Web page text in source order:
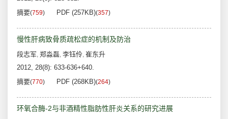
摘要(759) PDF (257KB)(357)
慢性肝病致骨质疏松症的机制及防治
段志军, 郑淼磊, 李钰伶, 崔东升
2012, 28(8): 633-636+640.
摘要(770) PDF (268KB)(264)
环氧合酶-2与非酒精性脂肪性肝炎关系的研究进展